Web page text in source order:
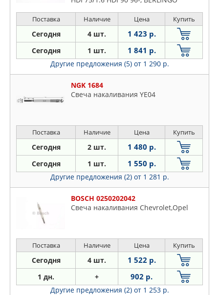
1.6 HDI 75/1.6 HDI 90 96-, C2 1.4
Поставка Наличие Цена Купить
Сегодня 4 шт. 1 423 р.
Сегодня 1 шт. 1 841 р.
Другие предложения (5) от 1 290 р.
NGK 1684
Свеча накаливания YE04
Поставка Наличие Цена Купить
Сегодня 2 шт. 1 480 р.
Сегодня 1 шт. 1 550 р.
Другие предложения (2) от 1 281 р.
BOSCH 0250202042
Свеча накаливания Chevrolet,Opel
Поставка Наличие Цена Купить
Сегодня 4 шт. 1 522 р.
1 дн. + 902 р.
Другие предложения (2) от 1 253 р.